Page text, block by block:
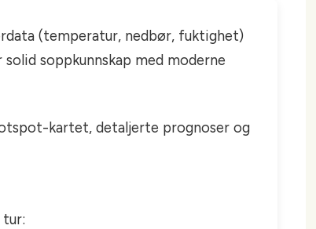
(temperatur, nedbør, fuktighet)
soppkunnskap med moderne
kartet, detaljerte prognoser og